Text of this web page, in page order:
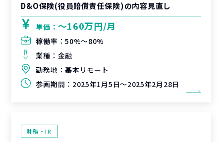
D&O保険(役員賠償責任保険)の内容見直し
単価： 〜160万円/月
稼働率：50%〜80%
業種： 金融
勤務地：基本リモート
参画期間： 2025年1月5日～2025年2月28日
財務・IR